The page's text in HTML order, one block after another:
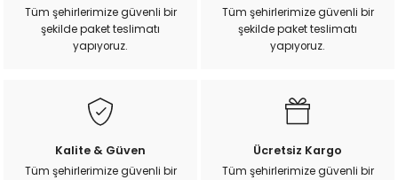
Tüm şehirlerimize güvenli bir
şekilde paket teslimatı
yapıyoruz.
Tüm şehirlerimize güvenli bir
şekilde paket teslimatı
yapıyoruz.
Kalite & Güven
Tüm şehirlerimize güvenli bir
Ücretsiz Kargo
Tüm şehirlerimize güvenli bir